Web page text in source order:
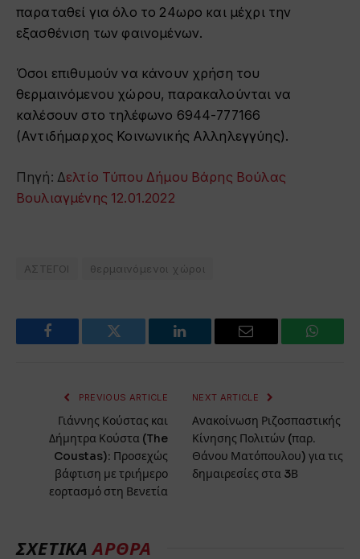
παραταθεί για όλο το 24ωρο και μέχρι την
εξασθένιση των φαινομένων.
Όσοι επιθυμούν να κάνουν χρήση του
θερμαινόμενου χώρου, παρακαλούνται να
καλέσουν στο τηλέφωνο 6944-777166
(Αντιδήμαρχος Κοινωνικής Αλληλεγγύης).
Πηγή: Δελτίο Τύπου Δήμου Βάρης Βούλας
Βουλιαγμένης 12.01.2022
ΑΣΤΕΓΟΙ θερμαινόμενοι χώροι
Facebook Twitter LinkedIn Email
PREVIOUS ARTICLE
Γιάννης Κούστας και
Δήμητρα Κούστα (The
Coustas): Προσεχώς
βάφτιση με τριήμερο
εορτασμό στη Βενετία
NEXT ARTICLE
Ανακοίνωση Ριζοσπαστικής
Κίνησης Πολιτών (παρ.
Θάνου Ματόπουλου) για τις
δημαιρεσίες στα 3Β
ΣΧΕΤΙΚΆΆΡΘΡΑ